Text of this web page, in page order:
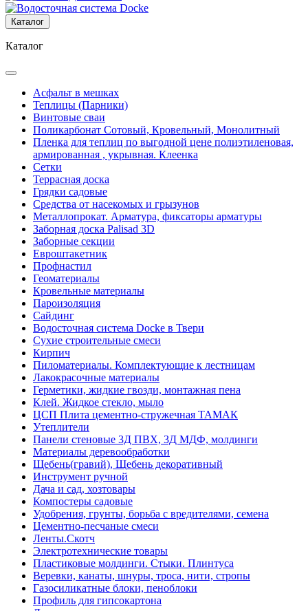
Каталог
Каталог
Асфальт в мешках
Теплицы (Парники)
Винтовые сваи
Поликарбонат Сотовый, Кровельный, Монолитный
Пленка для теплиц по выгодной цене полиэтиленовая,
армированная , укрывная. Клеенка
Сетки
Террасная доска
Грядки садовые
Средства от насекомых и грызунов
Металлопрокат. Арматура, фиксаторы арматуры
Заборная доска Palisad 3D
Заборные секции
Евроштакетник
Профнастил
Геоматериалы
Кровельные материалы
Пароизоляция
Сайдинг
Водосточная система Docke в Твери
Сухие строительные смеси
Кирпич
Пиломатериалы. Комплектующие к лестницам
Лакокрасочные материалы
Герметики, жидкие гвозди, монтажная пена
Клей. Жидкое стекло, мыло
ЦСП Плита цементно-стружечная ТАМАК
Утеплители
Панели стеновые 3Д ПВХ, 3Д МДФ, молдинги
Материалы деревообработки
Щебень(гравий), Щебень декоративный
Инструмент ручной
Дача и сад, хозтовары
Компостеры садовые
Удобрения, грунты, борьба с вредителями, семена
Цементно-песчаные смеси
Ленты.Скотч
Электротехнические товары
Пластиковые молдинги. Стыки. Плинтуса
Веревки, канаты, шнуры, троса, нити, стропы
Газосиликатные блоки, пеноблоки
Профиль для гипсокартона